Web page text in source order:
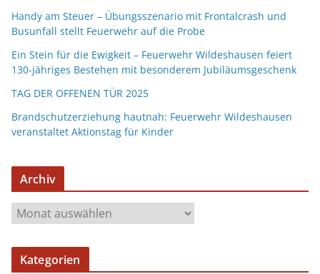
Handy am Steuer – Übungsszenario mit Frontalcrash und
Busunfall stellt Feuerwehr auf die Probe
Ein Stein für die Ewigkeit – Feuerwehr Wildeshausen feiert
130-jähriges Bestehen mit besonderem Jubiläumsgeschenk
TAG DER OFFENEN TÜR 2025
Brandschutzerziehung hautnah: Feuerwehr Wildeshausen
veranstaltet Aktionstag für Kinder
Archiv
Kategorien